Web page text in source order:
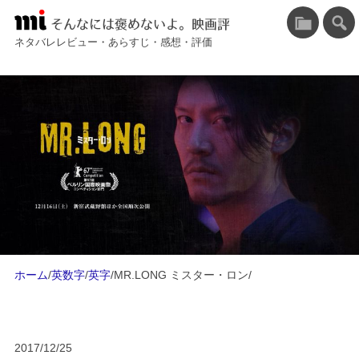
そんなには褒めないよ。映画評
ネタバレレビュー・あらすじ・感想・評価
ホーム/英数字/英字/MR.LONG ミスター・ロン/
2017/12/25